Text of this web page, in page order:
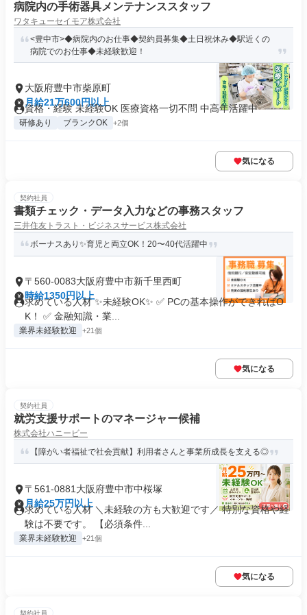
病院内の手術器具メンテナンススタッフ
ワタキューセイモア株式会社
<豊中市>◆病院内のお仕事◆契約員募集◆土日祝休み◆駅近くの
病院でのお仕事◆未経験歓迎！
大阪府豊中市柴原町
月給21万600円以上
資格・経験 未経験OK 医療資格一切不問 中高年活躍中
研修あり ブランクOK +2個
気になる
契約社員
書類チェック・データ入力などの事務スタッフ
三井住友トラスト・ビジネスサービス株式会社
ボーナスあり✨育児と両立OK！20〜40代活躍中
〒560-0083大阪府豊中市新千里西町
時給1350円以上
求めている人材 ✨未経験OK✨ ✅ PCの基本操作ができればO
K！ ✅ 金融知識・業...
業界未経験歓迎 +21個
気になる
契約社員
就労支援サポートのマネージャー候補
株式会社ハニービー
【障がい者福祉で社会貢献】利用者さんと事業所成長を支える◎
〒561-0881大阪府豊中市中桜塚
月給25万円以上
求めている人材 ＼未経験の方も大歓迎です／ 特別な資格や経
験は不要です。 【必須条件...
業界未経験歓迎 +21個
気になる
契約社員